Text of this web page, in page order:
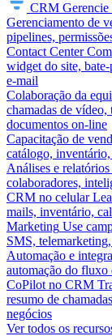
CRM Gerencie
Gerenciamento de
pipelines,
Contact Center
widget do site,
e-mail
Colaboração da
chamadas de vídeo,
documentos on-line
Capacitação de
catálogo,
Análises e relatórios
colaboradores,
CRM no celular
mails, inventário,
Marketing Use
SMS,
Automação e
automação do fluxo
CoPilot no CRM
resumo de
negócios
Ver todos os